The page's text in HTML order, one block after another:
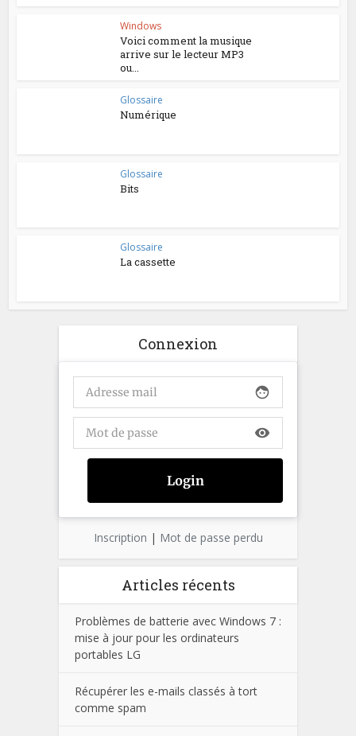
Windows
Voici comment la musique
arrive sur le lecteur MP3
ou...
Glossaire
Numérique
Glossaire
Bits
Glossaire
La cassette
Connexion
face
visibility
Inscription | Mot de passe perdu
Articles récents
Problèmes de batterie avec Windows 7 :
mise à jour pour les ordinateurs
portables LG
Récupérer les e-mails classés à tort
comme spam